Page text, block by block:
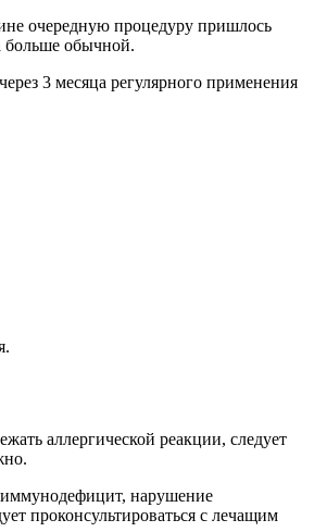
очередную процедуру пришлось
больше обычной.
3 месяца регулярного применения
аллергической реакции, следует
иммунодефицит, нарушение
проконсультироваться с лечащим